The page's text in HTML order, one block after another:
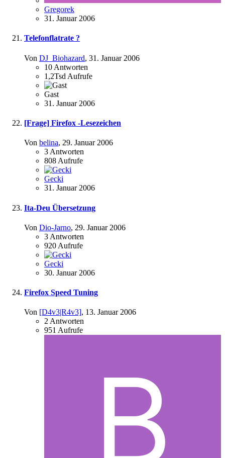
Gregorek
31. Januar 2006
Telefonflatrate ?
Von DJ_Biohazard, 31. Januar 2006
10 Antworten
1,2Tsd Aufrufe
Gast
31. Januar 2006
[Frage] Firefox -Lesezeichen
Von belina, 29. Januar 2006
3 Antworten
808 Aufrufe
Gecki
31. Januar 2006
Ita-Deu Übersetzung
Von Dio-Jarno, 29. Januar 2006
3 Antworten
920 Aufrufe
Gecki
30. Januar 2006
Firefox Speed Tuning
Von [D4v3|R4v3], 13. Januar 2006
2 Antworten
951 Aufrufe